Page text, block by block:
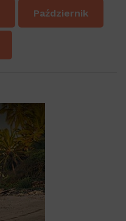
Październik